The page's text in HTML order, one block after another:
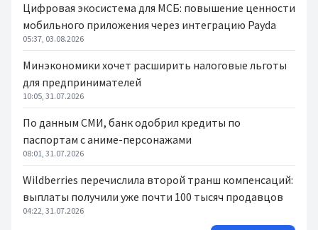
Цифровая экосистема для МСБ: повышение ценности
мобильного приложения через интеграцию Payda
05:37, 03.08.2026
Минэкономики хочет расширить налоговые льготы
для предпринимателей
10:05, 31.07.2026
По данным СМИ, банк одобрил кредиты по
паспортам с аниме-персонажами
08:01, 31.07.2026
Wildberries перечислила второй транш компенсаций:
выплаты получили уже почти 100 тысяч продавцов
04:22, 31.07.2026